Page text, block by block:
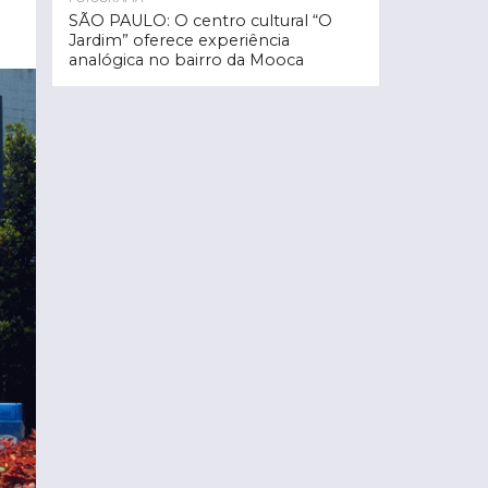
SÃO PAULO: O centro cultural “O
Jardim” oferece experiência
analógica no bairro da Mooca